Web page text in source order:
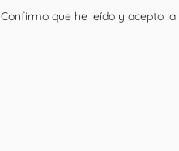
Confirmo que he leído y acepto la